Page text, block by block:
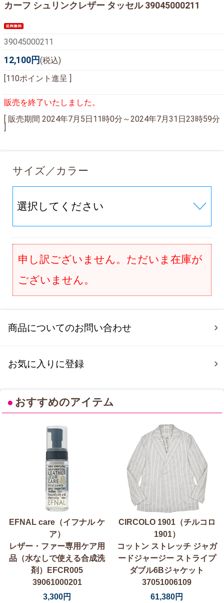
カーフ シュリンクレザー タッセル 39045000211
39045000211
12,100円(税込)
[110ポイント進呈 ]
販売を終了いたしました。
[ 販売期間 2024年7月5日11時0分 ～2024年7月31日23時59分
]
サイズ／カラー
申し訳ございません。ただいま在庫が
ございません。
商品についてのお問い合わせ
お気に入りに登録
● おすすめのアイテム
EFNAL care（イフナル ケ
ア）
レザー・ファー専用ケア用
品（水なしで使える合成洗
剤）EFCR005
39061000201
3,300円
CIRCOLO 1901（チルコロ
1901）
コットン ストレッチ ジャガ
ードジャージー ストライプ
ダブル6Bジャケット
37051006109
61,380円